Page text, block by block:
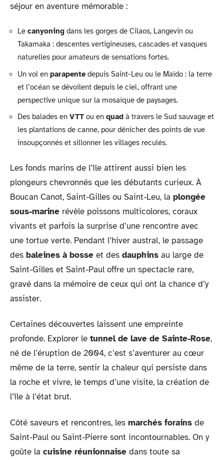
séjour en aventure mémorable :
Le canyoning dans les gorges de Cilaos, Langevin ou
Takamaka : descentes vertigineuses, cascades et vasques
naturelles pour amateurs de sensations fortes.
Un vol en parapentedepuis Saint-Leu ou le Maïdo : la terre
et l’océan se dévoilent depuis le ciel, offrant une
perspective unique sur la mosaïque de paysages.
Des balades en VTT ou en quad à travers le Sud sauvage et
les plantations de canne, pour dénicher des points de vue
insoupçonnés et sillonner les villages reculés.
Les fonds marins de l’île attirent aussi bien les
plongeurs chevronnés que les débutants curieux. À
Boucan Canot, Saint-Gilles ou Saint-Leu, la plongée
sous-marine révèle poissons multicolores, coraux
vivants et parfois la surprise d’une rencontre avec
une tortue verte. Pendant l’hiver austral, le passage
des baleines à bosse et des dauphins au large de
Saint-Gilles et Saint-Paul offre un spectacle rare,
gravé dans la mémoire de ceux qui ont la chance d’y
assister.
Certaines découvertes laissent une empreinte
profonde. Explorer le tunnel de lave de Sainte-Rose,
né de l’éruption de 2004, c’est s’aventurer au cœur
même de la terre, sentir la chaleur qui persiste dans
la roche et vivre, le temps d’une visite, la création de
l’île à l’état brut.
Côté saveurs et rencontres, les marchés forains de
Saint-Paul ou Saint-Pierre sont incontournables. On y
goûte la cuisine réunionnaise dans toute sa